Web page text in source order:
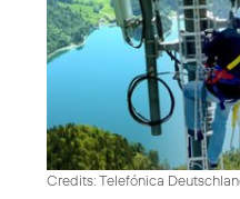
Credits: Telefónica